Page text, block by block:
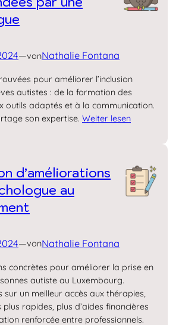
—vonNathalie Fontana
pour améliorer l’inclusion
autistes : de la formation des
outils adaptés et à la communication.
son expertise. Weiter lesen
d’amélio­rations
au
—vonNathalie Fontana
concrètes pour améliorer la prise en
autiste au Luxembourg.
sur un meilleur accès aux thérapies,
rapides, plus d’aides financières
renforcée entre professionnels.